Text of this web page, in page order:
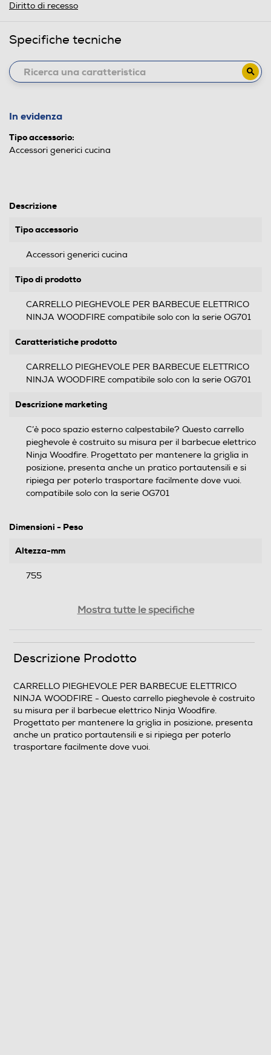
Diritto di recesso
Specifiche tecniche
In evidenza
Tipo accessorio:
Accessori generici cucina
Descrizione
Tipo accessorio
Accessori generici cucina
Tipo di prodotto
CARRELLO PIEGHEVOLE PER BARBECUE ELETTRICO
NINJA WOODFIRE compatibile solo con la serie OG701
Caratteristiche prodotto
CARRELLO PIEGHEVOLE PER BARBECUE ELETTRICO
NINJA WOODFIRE compatibile solo con la serie OG701
Descrizione marketing
C’è poco spazio esterno calpestabile? Questo carrello
pieghevole è costruito su misura per il barbecue elettrico
Ninja Woodfire. Progettato per mantenere la griglia in
posizione, presenta anche un pratico portautensili e si
ripiega per poterlo trasportare facilmente dove vuoi.
compatibile solo con la serie OG701
Dimensioni - Peso
Altezza-mm
755
Peso-Kg
7,3
Mostra tutte le specifiche
Descrizione Prodotto
CARRELLO PIEGHEVOLE PER BARBECUE ELETTRICO
NINJA WOODFIRE - Questo carrello pieghevole è costruito
su misura per il barbecue elettrico Ninja Woodfire.
Progettato per mantenere la griglia in posizione, presenta
anche un pratico portautensili e si ripiega per poterlo
trasportare facilmente dove vuoi.